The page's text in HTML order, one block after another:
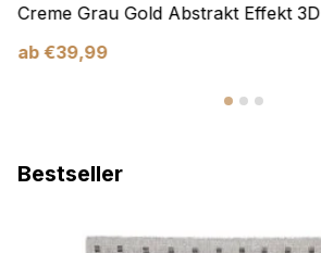
Creme Grau Gold Abstrakt Effekt 3D
ab €39,99
Bestseller